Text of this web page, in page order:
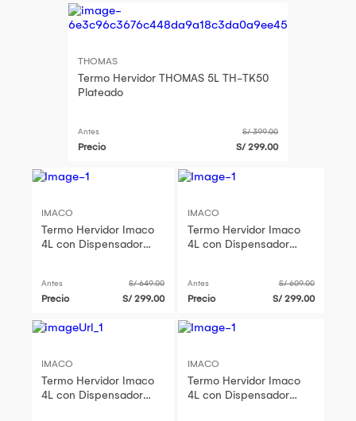
THOMAS
Termo Hervidor THOMAS 5L TH-TK50
Plateado
Antes S/ 399.00
Precio S/ 299.00
IMACO
Termo Hervidor Imaco
4L con Dispensador
Antes S/ 649.00
Precio S/ 299.00
IMACO
Termo Hervidor Imaco
4L con Dispensador
Antes S/ 609.00
Precio S/ 299.00
IMACO
Termo Hervidor Imaco
4L con Dispensador
IMACO
Termo Hervidor Imaco
4L con Dispensador